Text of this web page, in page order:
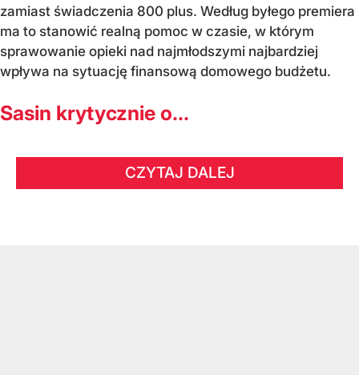
zamiast świadczenia 800 plus. Według byłego premiera
ma to stanowić realną pomoc w czasie, w którym
sprawowanie opieki nad najmłodszymi najbardziej
wpływa na sytuację finansową domowego budżetu.
Sasin krytycznie o...
CZYTAJ DALEJ